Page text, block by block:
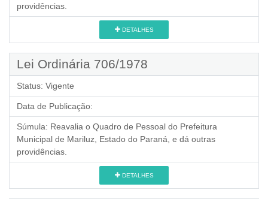
providências.
DETALHES
Lei Ordinária 706/1978
Status: Vigente
Data de Publicação:
Súmula: Reavalia o Quadro de Pessoal do Prefeitura
Municipal de Mariluz, Estado do Paraná, e dá outras
providências.
DETALHES